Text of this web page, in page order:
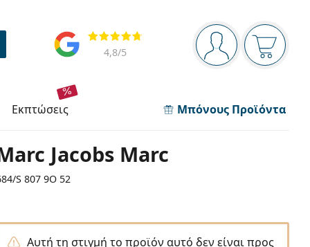
Πίνακας πλοήγησης
Είστε
Το
Αξιολογήσεις
4,8/5
εκπτώσεις Μπόνους Προϊόντα
Jacobs Marc
S 807 9O 52
Αυτή τη στιγμή το προϊόν αυτό δεν είναι προς